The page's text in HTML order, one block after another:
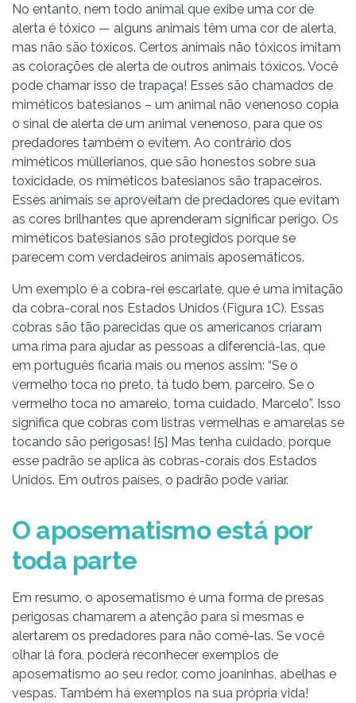
No entanto, nem todo animal que exibe uma cor de
alerta é tóxico — alguns animais têm uma cor de alerta,
mas não são tóxicos. Certos animais não tóxicos imitam
as colorações de alerta de outros animais tóxicos. Você
pode chamar isso de trapaça! Esses são chamados de
miméticos batesianos – um animal não venenoso copia
o sinal de alerta de um animal venenoso, para que os
predadores também o evitem. Ao contrário dos
miméticos müllerianos, que são honestos sobre sua
toxicidade, os miméticos batesianos são trapaceiros.
Esses animais se aproveitam de predadores que evitam
as cores brilhantes que aprenderam significar perigo. Os
miméticos batesianos são protegidos porque se
parecem com verdadeiros animais aposemáticos.
Um exemplo é a cobra-rei escarlate, que é uma imitação
da cobra-coral nos Estados Unidos (Figura 1C). Essas
cobras são tão parecidas que os americanos criaram
uma rima para ajudar as pessoas a diferenciá-las, que
em português ficaria mais ou menos assim: “Se o
vermelho toca no preto, tá tudo bem, parceiro. Se o
vermelho toca no amarelo, toma cuidado, Marcelo”. Isso
significa que cobras com listras vermelhas e amarelas se
tocando são perigosas! [5] Mas tenha cuidado, porque
esse padrão se aplica às cobras-corais dos Estados
Unidos. Em outros países, o padrão pode variar.
O aposematismo está por
toda parte
Em resumo, o aposematismo é uma forma de presas
perigosas chamarem a atenção para si mesmas e
alertarem os predadores para não comê-las. Se você
olhar lá fora, poderá reconhecer exemplos de
aposematismo ao seu redor, como joaninhas, abelhas e
vespas. Também há exemplos na sua própria vida!